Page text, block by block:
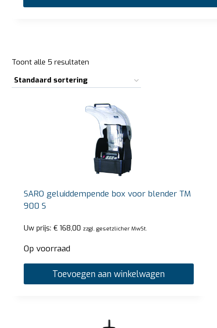
Toont alle 5 resultaten
SARO geluiddempende box voor blender TM
900 S
Uw prijs: €168,00 zzgl. gesetzlicher MwSt.
Op voorraad
Toevoegen aan winkelwagen